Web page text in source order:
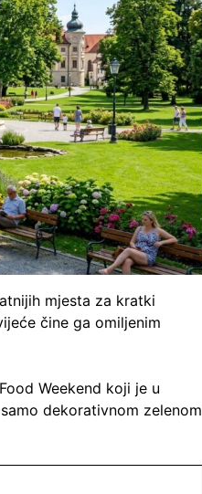
mjesta za kratki
čine ga omiljenim
Weekend koji je u
dekorativnom zelenom